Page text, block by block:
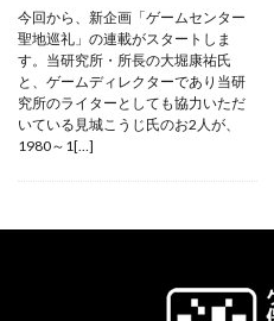
今回から、新企画「ゲームセンター
聖地巡礼」の連載がスタートしま
す。当研究所・所長の大堀康祐氏
と、ゲームディレクターであり当研
究所のライターとしても協力いただ
いている見城こうじ氏のお2人が、
1980～1[…]